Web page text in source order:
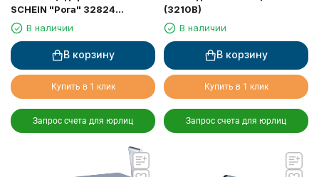
SCHEIN "Рога" 32824
двойные
В наличии
В корзину
Купить в 1 клик
Запрос счета для юрлиц
(3210B)
В наличии
В корзину
Купить в 1 клик
Запрос счета для юрлиц